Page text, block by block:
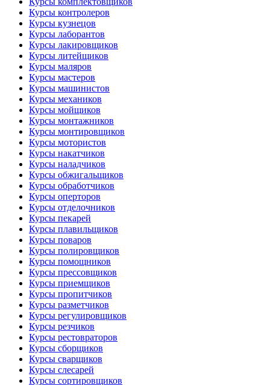
Курсы контролеров
Курсы кузнецов
Курсы лаборантов
Курсы лакировщиков
Курсы литейщиков
Курсы маляров
Курсы мастеров
Курсы машинистов
Курсы механиков
Курсы мойщиков
Курсы монтажников
Курсы монтировщиков
Курсы мотористов
Курсы накатчиков
Курсы наладчиков
Курсы обжигальщиков
Курсы обработчиков
Курсы оперторов
Курсы отделочников
Курсы пекарей
Курсы плавильщиков
Курсы поваров
Курсы полировщиков
Курсы помощников
Курсы прессовщиков
Курсы приемщиков
Курсы пропитчиков
Курсы разметчиков
Курсы регулировщиков
Курсы резчиков
Курсы рестовраторов
Курсы сборщиков
Курсы сварщиков
Курсы слесарей
Курсы сортировщиков